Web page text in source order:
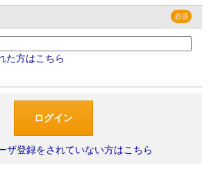
た方はこちら
ザ登録をされていない方はこちら